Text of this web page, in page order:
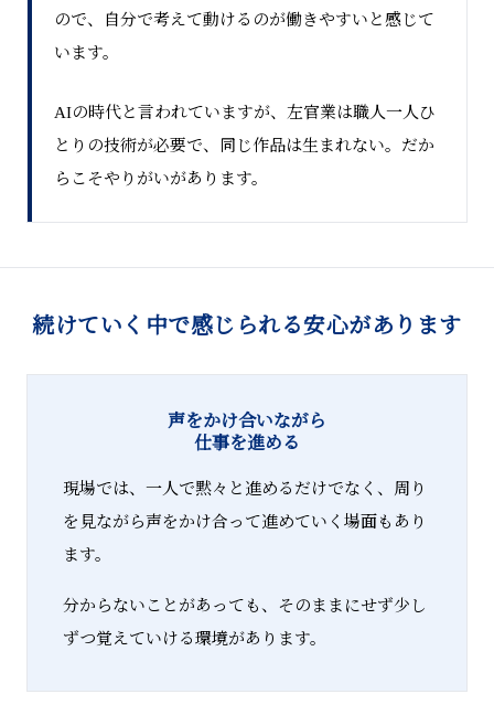
ので、自分で考えて動けるのが働きやすいと感じて
います。
AIの時代と言われていますが、左官業は職人一人ひ
とりの技術が必要で、同じ作品は生まれない。だか
らこそやりがいがあります。
続けていく中で感じられる安心があります
声をかけ合いながら
仕事を進める
現場では、一人で黙々と進めるだけでなく、周り
を見ながら声をかけ合って進めていく場面もあり
ます。
分からないことがあっても、そのままにせず少し
ずつ覚えていける環境があります。